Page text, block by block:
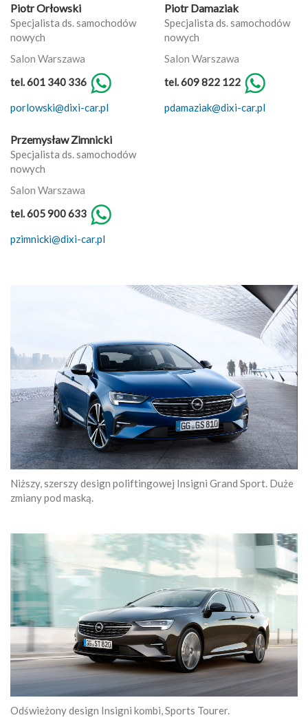
Piotr Orłowski
Specjalista ds. samochodów
nowych
Salon Warszawa
tel. 601 340 336
porlowski@dixi-car.pl
Piotr Damaziak
Specjalista ds. samochodów
nowych
Salon Warszawa
tel. 609 822 122
pdamaziak@dixi-car.pl
Przemysław Zimnicki
Specjalista ds. samochodów
nowych
Salon Warszawa
tel. 605 900 633
pzimnicki@dixi-car.pl
Niższy, szerszy design poliftingowej Insigni Grand Sport. Duże
zmiany pod maską.
Odświeżony design Insigni kombi, Sports Tourer.